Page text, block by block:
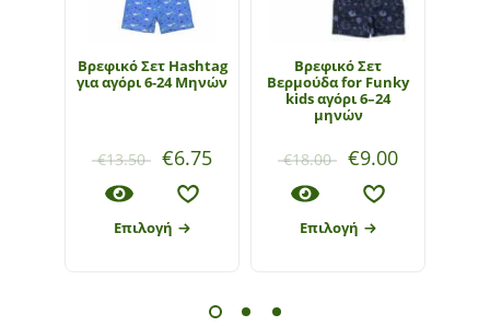
Bρεφικό Σετ Hashtag
για αγόρι 6-24 Μηνών
€13.50 €6.75
Επιλογή
Βρεφικό Σετ
Βερμούδα for Funky
kids αγόρι 6–24
μηνών
€18.00 €9.00
Επιλογή